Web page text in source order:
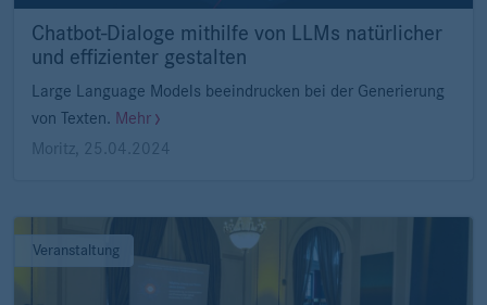
Chatbot-Dialoge mithilfe von LLMs natürlicher
und effizienter gestalten
Large Language Models beeindrucken bei der Generierung
von Texten. Mehr
Moritz, 25.04.2024
Veranstaltung